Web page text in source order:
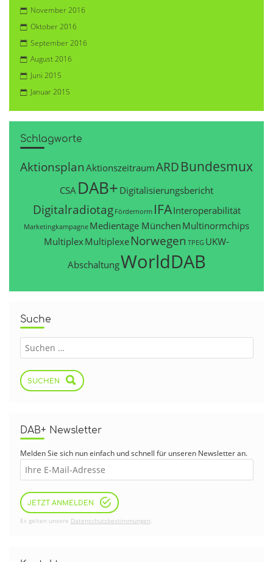
November 2016
Oktober 2016
September 2016
August 2016
Juni 2015
Januar 2015
Schlagworte
Aktionsplan AktionszeitraumARD Bundesmux
CSA DAB+ Digitalisierungsbericht
Digitalradiotag Fördernorm IFAInteroperabilität
Marketingkampagne Medientage München Multinormchips
MultiplexMultiplexe Norwegen TPEG UKW-
AbschaltungWorldDAB
Suche
SUCHEN
DAB+ Newsletter
Melden Sie sich nun einfach und schnell für unseren Newsletter an.
JETZT ANMELDEN
Es gelten unsere Datenschutzbestimmungen.